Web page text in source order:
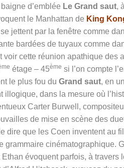
d’emblée Le Grand saut,
le Manhattan de King
jettent par la fenêtre comme
bardées de tuyaux comme
voir cette réunion apathique des
étage – 45ème si l’on compte
le plus fou du Grand saut, en
illogique, dans la mesure où
Carter Burwell,
de mise en scène des
dire que les Coen inventent au
grammaire cinématographique.
évoquent parfois, à